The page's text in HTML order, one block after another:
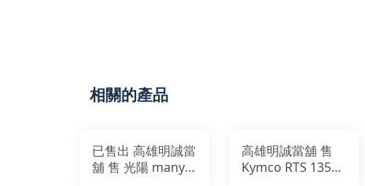
相關的產品
已售出 高雄明誠當
舖 售 光陽 many
高雄明誠當舖 售
Kymco RTS 135